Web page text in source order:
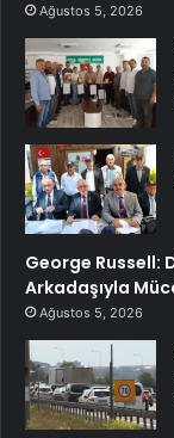
Ağustos 5, 2026
George Russell:
Arkadaşıyla
Ağustos 5, 2026